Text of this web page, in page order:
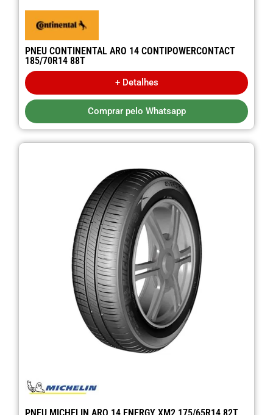
PNEU CONTINENTAL ARO 14 CONTIPOWERCONTACT
185/70R14 88T
+ Detalhes
Comprar pelo Whatsapp
PNEU MICHELIN ARO 14 ENERGY XM2 175/65R14 82T